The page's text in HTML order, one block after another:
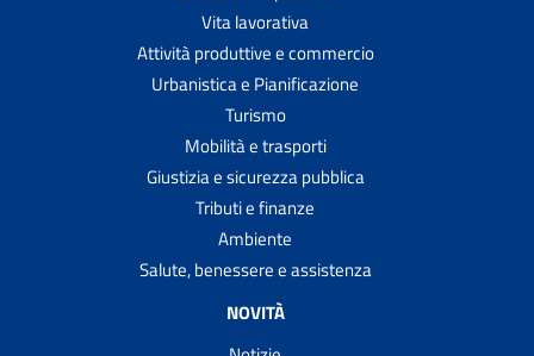
Vita lavorativa
Attività produttive e commercio
Urbanistica e Pianificazione
Turismo
Mobilità e trasporti
Giustizia e sicurezza pubblica
Tributi e finanze
Ambiente
Salute, benessere e assistenza
NOVITÀ